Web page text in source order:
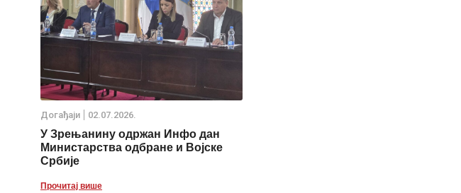
Дoгађаjи 02.07.2026.
У Зрењанину одржан Инфо дан
Министарства одбране и Војске
Србије
Прочитај више